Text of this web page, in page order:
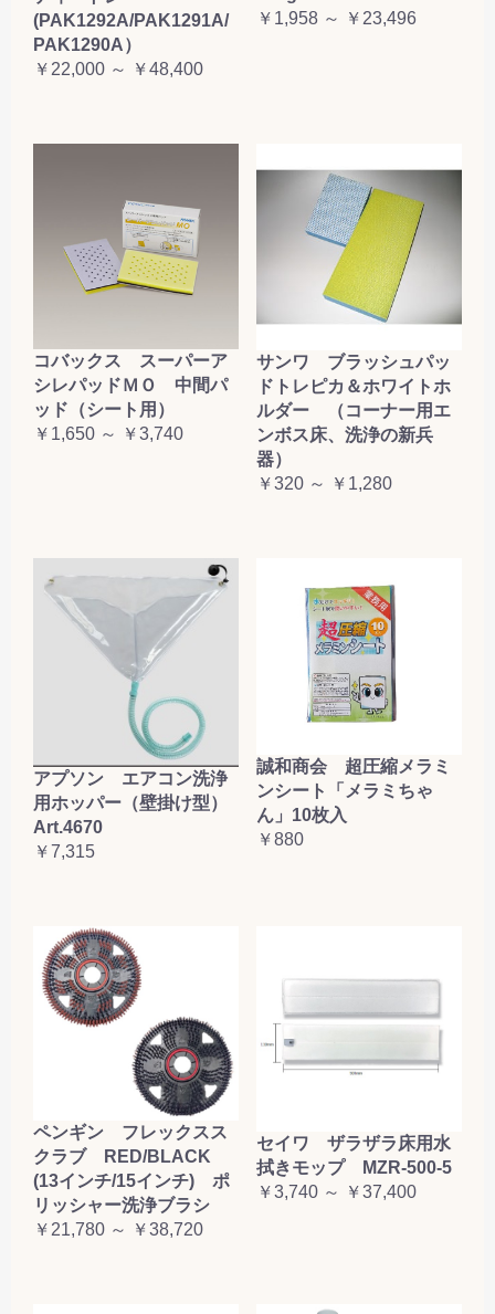
(PAK1292A/PAK1291A/
PAK1290A）
￥22,000 ～ ￥48,400
￥1,958 ～ ￥23,496
コバックス スーパーア
シレパッドＭＯ 中間パ
ッド（シート用）
￥1,650 ～ ￥3,740
サンワ ブラッシュパッ
ドトレピカ＆ホワイトホ
ルダー （コーナー用エ
ンボス床、洗浄の新兵
器）
￥320 ～ ￥1,280
アプソン エアコン洗浄
用ホッパー（壁掛け型）
Art.4670
￥7,315
誠和商会 超圧縮メラミ
ンシート「メラミちゃ
ん」10枚入
￥880
ペンギン フレックスス
クラブ RED/BLACK
(13インチ/15インチ) ポ
リッシャー洗浄ブラシ
￥21,780 ～ ￥38,720
セイワ ザラザラ床用水
拭きモップ MZR-500-5
￥3,740 ～ ￥37,400